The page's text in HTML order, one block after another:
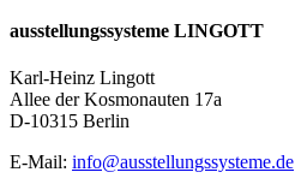
ausstellungssysteme LINGOTT
Karl-Heinz Lingott
Allee der Kosmonauten 17a
D-10315 Berlin
E-Mail: info@ausstellungssysteme.de